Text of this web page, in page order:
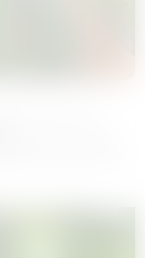
πρακτικές για το
είναι στην πρώτη θέση
στον κόσμο. Παρ 'όλα